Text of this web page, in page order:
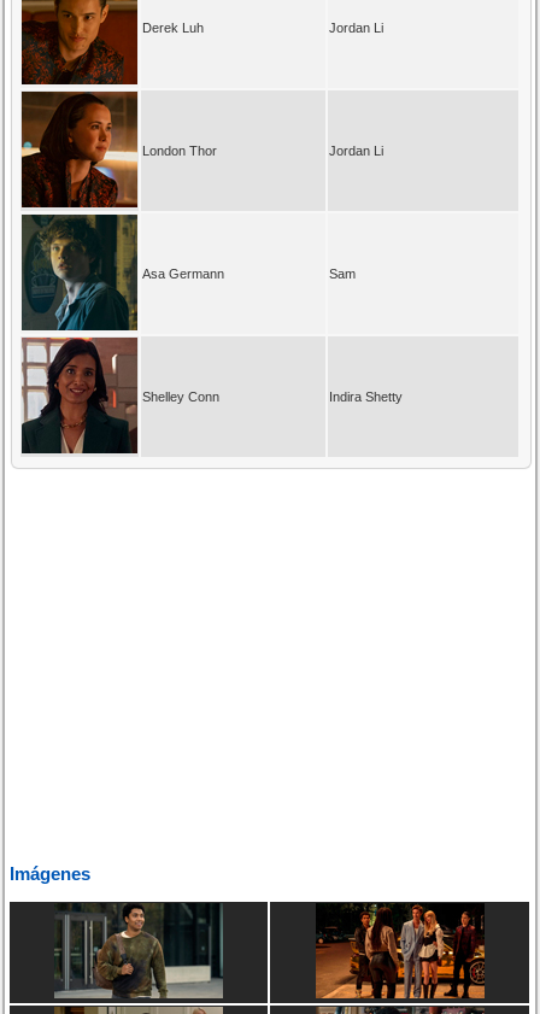
Derek Luh Jordan Li
London Thor Jordan Li
Asa Germann Sam
Shelley Conn Indira Shetty
Imágenes